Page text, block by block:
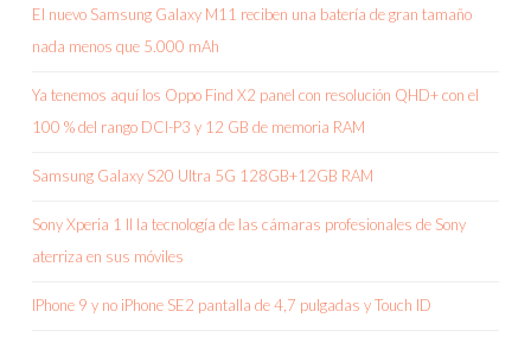
El nuevo Samsung Galaxy M11 reciben una batería de gran tamaño
nada menos que 5.000 mAh
Ya tenemos aquí los Oppo Find X2 panel con resolución QHD+ con el
100 % del rango DCI-P3 y 12 GB de memoria RAM
Samsung Galaxy S20 Ultra 5G 128GB+12GB RAM
Sony Xperia 1 II la tecnología de las cámaras profesionales de Sony
aterriza en sus móviles
IPhone 9 y no iPhone SE2 pantalla de 4,7 pulgadas y Touch ID